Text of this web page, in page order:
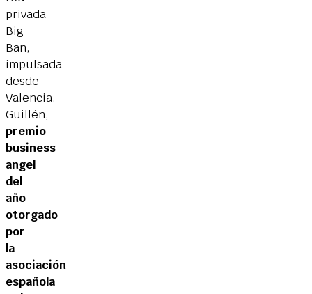
privada
Big
Ban,
impulsada
desde
Valencia.
Guillén,
premio
business
angel
del
año
otorgado
por
la
asociación
española